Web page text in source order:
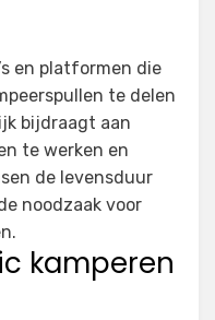
en platformen die
te delen
bijdraagt aan
te werken en
de levensduur
noodzaak voor
kamperen